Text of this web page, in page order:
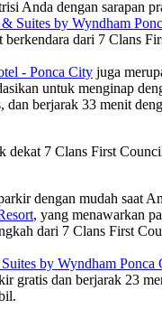
Anda dengan sarapan
Suites by Wyndham
berkendara dari 7 Clans
- Ponca City juga
untuk menginap
dan berjarak 33 menit
dekat 7 Clans First
dengan mudah saat
, yang menawarkan
dari 7 Clans First
by Wyndham Ponca
gratis dan berjarak 23